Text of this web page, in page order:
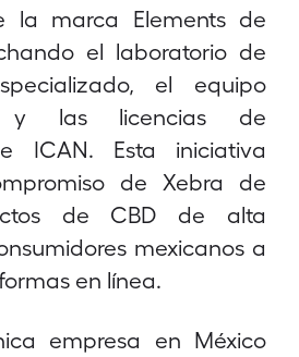
la marca Elements de
el laboratorio de
el equipo
y las licencias de
ICAN. Esta iniciativa
de Xebra de
de CBD de alta
mexicanos a
en línea.
empresa en México